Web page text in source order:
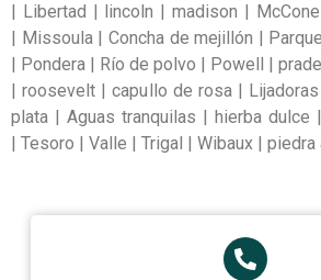
| Libertad | lincoln | madison |
| Missoula | Concha de mejillón |
| Pondera | Río de polvo | Powell |
| roosevelt | capullo de rosa |
plata | Aguas tranquilas | hierba dulce
| Tesoro | Valle | Trigal | Wibaux | piedra